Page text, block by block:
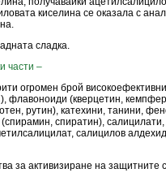
киселина се оказала с
сладка.
части –
огромен брой
флавоноиди (кверцетин,
рутин), катехини, танини,
спиратин),
салицилов
за активизиране на защитните